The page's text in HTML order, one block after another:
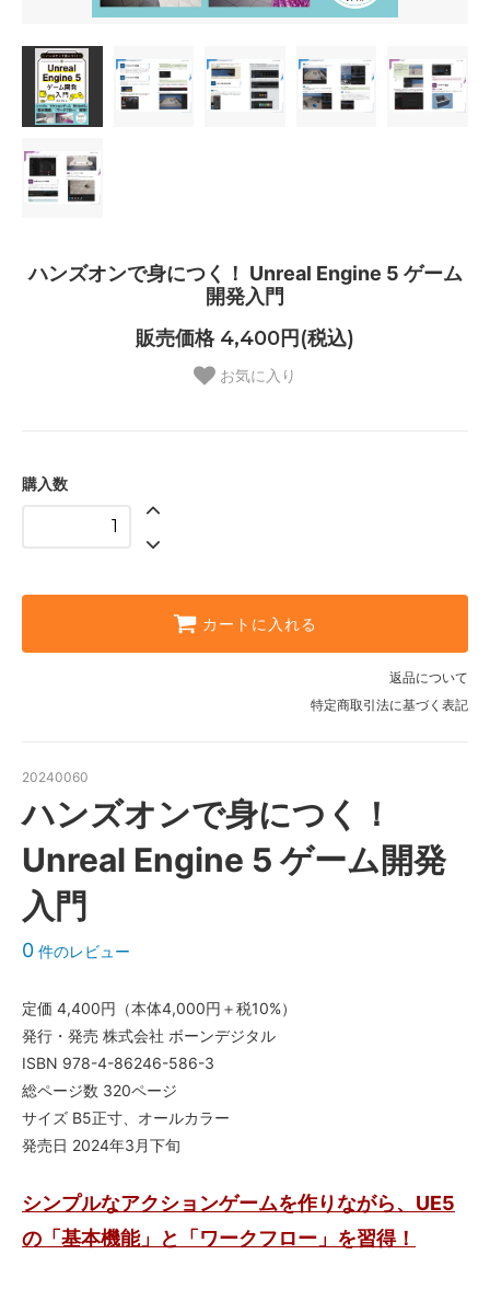
ハンズオンで身につく！ Unreal Engine 5 ゲーム
開発入門
販売価格 4,400円(税込)
お気に入り
購入数
カートに入れる
返品について
特定商取引法に基づく表記
20240060
ハンズオンで身につく！
Unreal Engine 5 ゲーム開発
入門
0 件のレビュー
定価 4,400円（本体4,000円＋税10%）
発行・発売 株式会社 ボーンデジタル
ISBN 978-4-86246-586-3
総ページ数 320ページ
サイズ B5正寸、オールカラー
発売日 2024年3月下旬
シンプルなアクションゲームを作りながら、UE5
の「基本機能」と「ワークフロー」を習得！